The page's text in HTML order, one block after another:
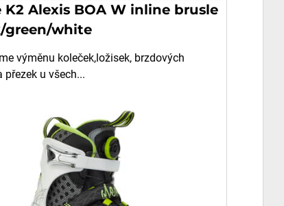
K2 Alexis BOA W inline brusle
green/white
výměnu koleček,ložisek, brzdových
přezek u všech...